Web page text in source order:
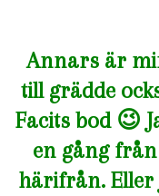
Annars är
till grädde
Facits bod 😉
en gång
härifrån. Eller